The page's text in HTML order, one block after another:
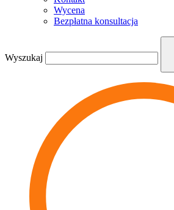
Wycena
Bezpłatna konsultacja
Wyszukaj